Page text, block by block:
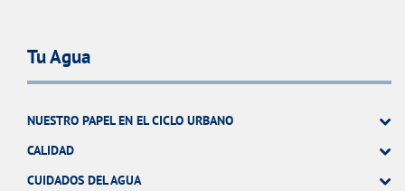
Tu Agua
NUESTRO PAPEL EN EL CICLO URBANO
CALIDAD
CUIDADOS DEL AGUA